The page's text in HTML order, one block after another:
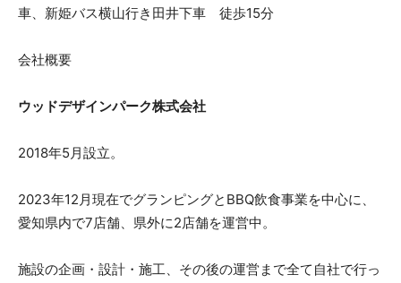
車、新姫バス横山行き田井下車 徒歩15分
会社概要
ウッドデザインパーク株式会社
2018年5月設立。
2023年12月現在でグランピングとBBQ飲食事業を中心に、
愛知県内で7店舗、県外に2店舗を運営中。
施設の企画・設計・施工、その後の運営まで全て自社で行っ